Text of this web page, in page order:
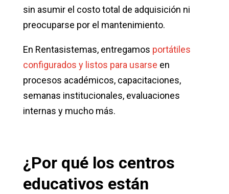
sin asumir el costo total de adquisición ni
preocuparse por el mantenimiento.
En Rentasistemas, entregamos portátiles
configurados y listos para usarse en
procesos académicos, capacitaciones,
semanas institucionales, evaluaciones
internas y mucho más.
¿Por qué los centros
educativos están